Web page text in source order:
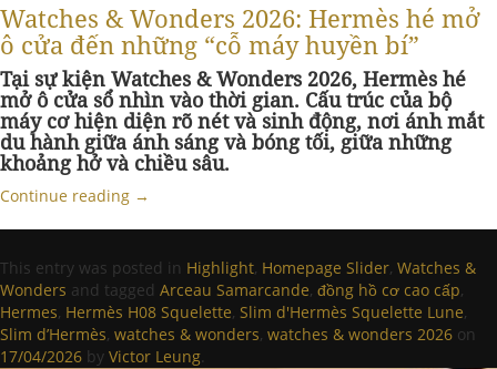
Watches & Wonders 2026: Hermès hé mở
ô cửa đến những “cỗ máy huyền bí”
Tại sự kiện Watches & Wonders 2026, Hermès hé
mở ô cửa sổ nhìn vào thời gian. Cấu trúc của bộ
máy cơ hiện diện rõ nét và sinh động, nơi ánh mắt
du hành giữa ánh sáng và bóng tối, giữa những
khoảng hở và chiều sâu.
Continue reading →
This entry was posted in Highlight, Homepage Slider, Watches &
Wonders and tagged Arceau Samarcande, đồng hồ cơ cao cấp,
Hermes, Hermès H08 Squelette, Slim d'Hermès Squelette Lune,
Slim d’Hermès, watches & wonders, watches & wonders 2026 on
17/04/2026 by Victor Leung.